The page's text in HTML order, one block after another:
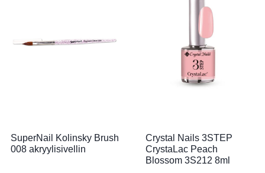
SuperNail Kolinsky Brush
008 akryylisivellin
Crystal Nails 3STEP
CrystaLac Peach
Blossom 3S212 8ml